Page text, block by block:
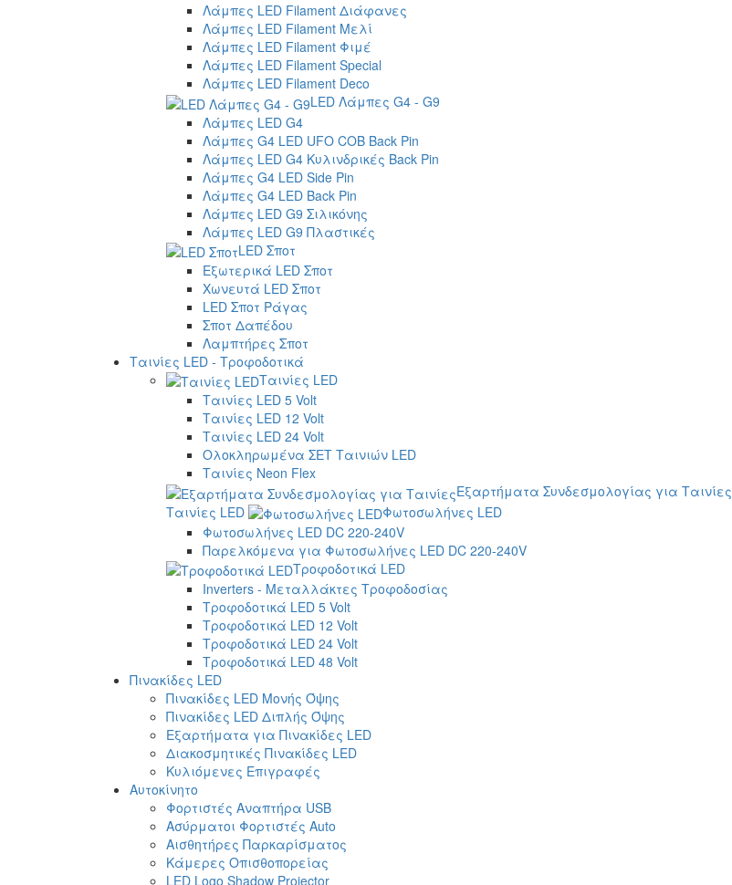
Λάμπες LED Filament Διάφανες
Λάμπες LED Filament Μελί
Λάμπες LED Filament Φιμέ
Λάμπες LED Filament Special
Λάμπες LED Filament Deco
LED Λάμπες G4 - G9
Λάμπες LED G4
Λάμπες G4 LED UFO COB Back Pin
Λάμπες LED G4 Κυλινδρικές Back Pin
Λάμπες G4 LED Side Pin
Λάμπες G4 LED Back Pin
Λάμπες LED G9 Σιλικόνης
Λάμπες LED G9 Πλαστικές
LED Σποτ
Εξωτερικά LED Σποτ
Χωνευτά LED Σποτ
LED Σποτ Ράγας
Σποτ Δαπέδου
Λαμπτήρες Σποτ
Ταινίες LED - Τροφοδοτικά
Ταινίες LED
Ταινίες LED 5 Volt
Ταινίες LED 12 Volt
Ταινίες LED 24 Volt
Ολοκληρωμένα ΣΕΤ Ταινιών LED
Ταινίες Neon Flex
Εξαρτήματα Συνδεσμολογίας για Ταινίες
Ταινίες LED
Φωτοσωλήνες LED
Φωτοσωλήνες LED DC 220-240V
Παρελκόμενα για Φωτοσωλήνες LED DC 220-240V
Τροφοδοτικά LED
Inverters - Μεταλλάκτες Τροφοδοσίας
Τροφοδοτικά LED 5 Volt
Τροφοδοτικά LED 12 Volt
Τροφοδοτικά LED 24 Volt
Τροφοδοτικά LED 48 Volt
Πινακίδες LED
Πινακίδες LED Μονής Όψης
Πινακίδες LED Διπλής Όψης
Εξαρτήματα για Πινακίδες LED
Διακοσμητικές Πινακίδες LED
Κυλιόμενες Επιγραφές
Αυτοκίνητο
Φορτιστές Αναπτήρα USB
Ασύρματοι Φορτιστές Auto
Αισθητήρες Παρκαρίσματος
Κάμερες Οπισθοπορείας
LED Logo Shadow Projector